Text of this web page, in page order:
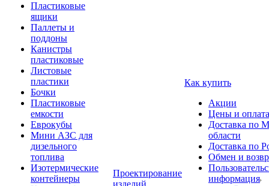
Пластиковые
ящики
Паллеты и
поддоны
Канистры
пластиковые
Листовые
пластики
Бочки
Пластиковые
емкости
Еврокубы
Мини АЗС для
дизельного
топлива
Изотермические
контейнеры
Проектирование
изделий
Как купить
Акции
Цены и оплата
Доставка по
области
Доставка по
Обмен и
информация